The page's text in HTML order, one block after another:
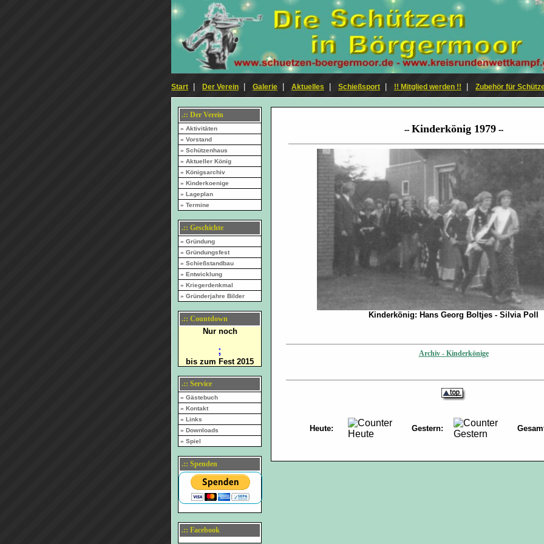
Start Der Verein Galerie Aktuelles Schießsport !! Mitglied werden !! Zubehör für
.:: Der Verein
» Aktivitäten
» Vorstand
» Schützenhaus
» Aktueller König
» Königsarchiv
» Kinderkoenige
» Lageplan
» Termine
.:: Geschichte
» Gründung
» Gründungsfest
» Schießstandbau
» Entwicklung
» Kriegerdenkmal
» Gründerjahre Bilder
.:: Countdown
Nur noch
;
bis zum Fest 2015
.:: Service
» Gästebuch
» Kontakt
» Links
» Downloads
» Spiel
.:: Spenden
.:: Facebook
-- Kinderkönig 1979--
Kinderkönig: Hans Georg Boltjes - Silvia Poll
Archiv - Kinderkönige
Heute: Gestern: